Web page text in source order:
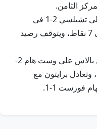
وبالجولة ذاتها فاز مانشستر يونايتد على تشيلسي 2-1 في
ملعب أولد ترافورد، ليرفع رصيده إلى 7 نقاط، ويتوقف رصيد
كما شهدت الجولة أيضا فوز كريستال بالاس على وست هام 2-
1، وفوز ليدز على وولفرهامبتون 3-1، وتعادل برايتون مع